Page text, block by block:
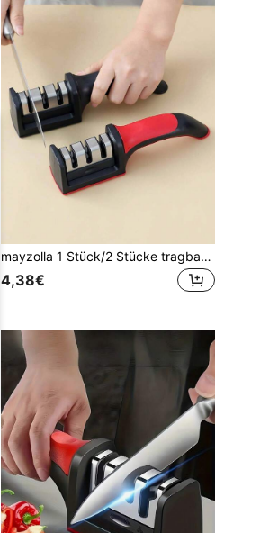
mayzolla 1 Stück/2 Stücke tragbarer Multifunktions-3-Stufen-Schnellmesser-Schärfer mit rutschfester Basis, Küchenmesser-Zubehörwerkzeug
4,38€